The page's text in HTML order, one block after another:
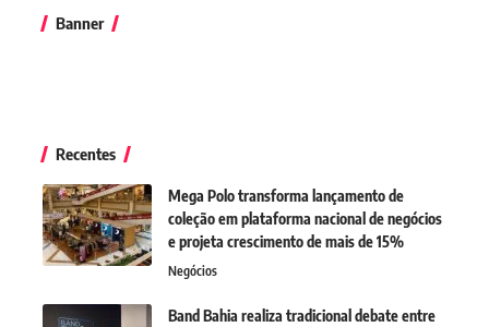
Banner
Recentes
Mega Polo transforma lançamento de
coleção em plataforma nacional de negócios
e projeta crescimento de mais de 15%
Negócios
Band Bahia realiza tradicional debate entre